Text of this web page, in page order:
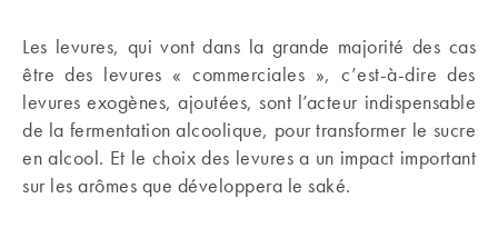
Les levures, qui vont dans la grande majorité des cas
être des levures « commerciales », c’est-à-dire des
levures exogènes, ajoutées, sont l’acteur indispensable
de la fermentation alcoolique, pour transformer le sucre
en alcool. Et le choix des levures a un impact important
sur les arômes que développera le saké.